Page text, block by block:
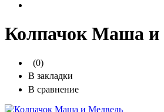
Колпачок Маша и
(0)
В закладки
В сравнение